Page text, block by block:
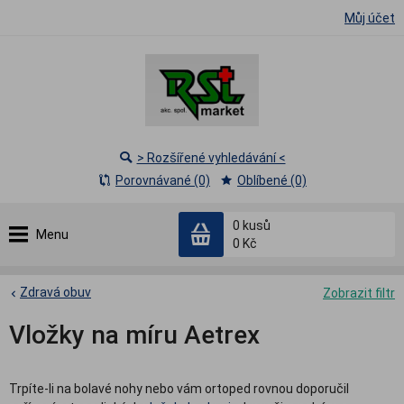
Můj účet
Menu
0 kusů
0 Kč
> Rozšířené vyhledávání <
Porovnávané (0)
Oblíbené (0)
Zobrazit filtr
Zdravá obuv
Vložky na míru Aetrex
Trpíte-li na bolavé nohy nebo vám ortoped rovnou doporučil